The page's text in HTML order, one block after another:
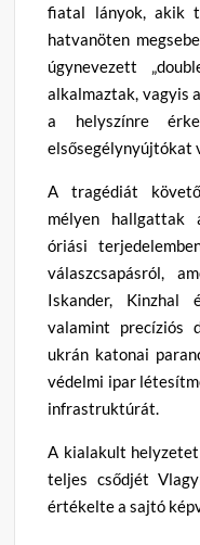
fiatal lányok, akik
hatvanöten
úgynevezett
alkalmaztak, vagyis
a helyszínre
elsősegélynyújtókat
A tragédiát
mélyen hallgattak
óriási
válaszcsapásról,
Iskander, Kinzhal
valamint precíziós
ukrán katonai
védelmi ipar
infrastruktúrát.
A kialakult
teljes csődjét
értékelte a sajtó